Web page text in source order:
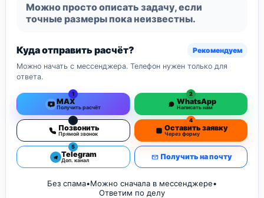
Можно просто описать задачу, если
точные размеры пока неизвестны.
Куда отправить расчёт?
Рекомендуем
Можно начать с мессенджера. Телефон нужен только для
ответа.
1
MAX
Получить расчёт
2
WhatsApp
Написать нам
3
Позвонить
Прямой звонок
4
Оставить заявку
Через форму
5
Telegram
Доп. канал Получить на почту
Без спама•Можно сначала в мессенджере•
Ответим по делу